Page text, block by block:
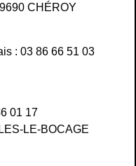
CHÉROY
: 03 86 66 51 03
01 17
LE-BOCAGE